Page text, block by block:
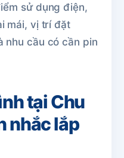
sử dụng điện,
mái, vị trí đặt
nhu cầu có cần pin
tại Chu
nhắc lắp